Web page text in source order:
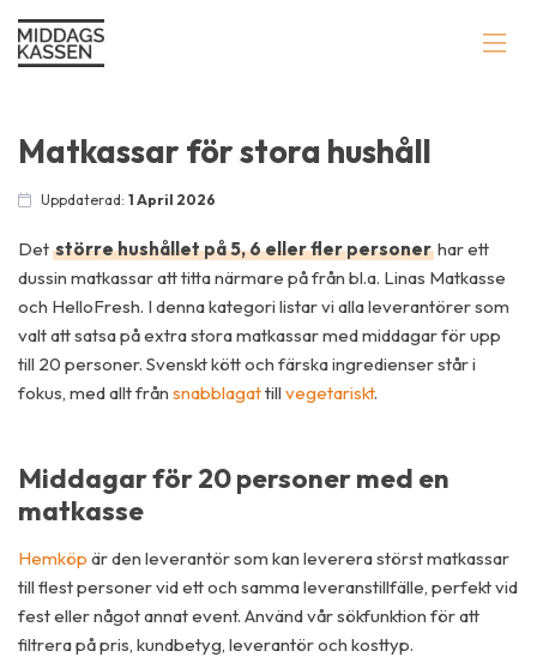
Matkassar för stora hushåll
Uppdaterad: 1 April 2026
Det större hushållet på 5, 6 eller fler personer har ett
dussin matkassar att titta närmare på från bl.a. Linas Matkasse
och HelloFresh. I denna kategori listar vi alla leverantörer som
valt att satsa på extra stora matkassar med middagar för upp
till 20 personer. Svenskt kött och färska ingredienser står i
fokus, med allt från snabblagattill vegetariskt.
Middagar för 20 personer med en
matkasse
Hemköp är den leverantör som kan leverera störst matkassar
till flest personer vid ett och samma leveranstillfälle, perfekt vid
fest eller något annat event. Använd vår sökfunktion för att
filtrera på pris, kundbetyg, leverantör och kosttyp.